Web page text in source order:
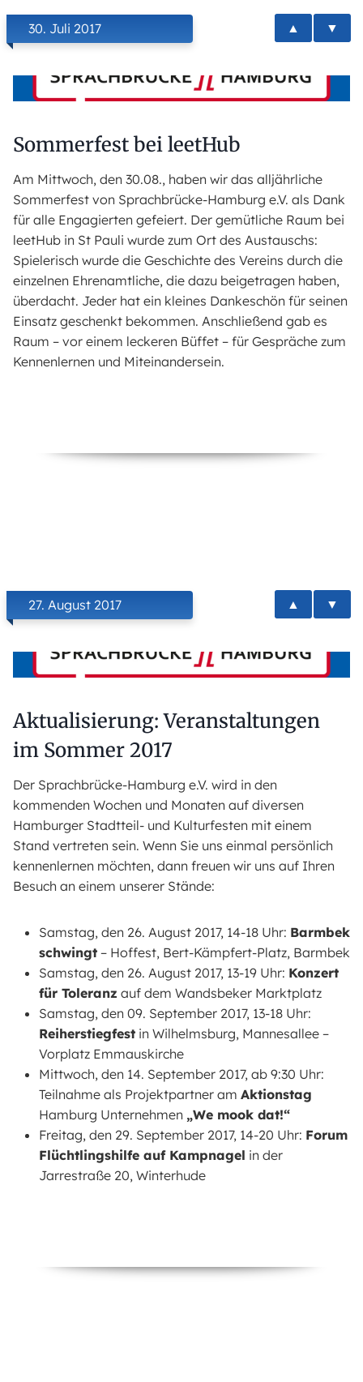
30. Juli 2017 ▲ ▼
Sommerfest bei leetHub
Am Mittwoch, den 30.08., haben wir das alljährliche
Sommerfest von Sprachbrücke-Hamburg e.V. als Dank
für alle Engagierten gefeiert. Der gemütliche Raum bei
leetHub in St Pauli wurde zum Ort des Austauschs:
Spielerisch wurde die Geschichte des Vereins durch die
einzelnen Ehrenamtliche, die dazu beigetragen haben,
überdacht. Jeder hat ein kleines Dankeschön für seinen
Einsatz geschenkt bekommen. Anschließend gab es
Raum – vor einem leckeren Büffet – für Gespräche zum
Kennenlernen und Miteinandersein.
27. August 2017 ▲ ▼
Aktualisierung: Veranstaltungen
im Sommer 2017
Der Sprachbrücke-Hamburg e.V. wird in den
kommenden Wochen und Monaten auf diversen
Hamburger Stadtteil- und Kulturfesten mit einem
Stand vertreten sein. Wenn Sie uns einmal persönlich
kennenlernen möchten, dann freuen wir uns auf Ihren
Besuch an einem unserer Stände:
Samstag, den 26. August 2017, 14-18 Uhr: Barmbek
schwingt – Hoffest, Bert-Kämpfert-Platz, Barmbek
Samstag, den 26. August 2017, 13-19 Uhr: Konzert
für Toleranz auf dem Wandsbeker Marktplatz
Samstag, den 09. September 2017, 13-18 Uhr:
Reiherstiegfest in Wilhelmsburg, Mannesallee –
Vorplatz Emmauskirche
Mittwoch, den 14. September 2017, ab 9:30 Uhr:
Teilnahme als Projektpartner am Aktionstag
Hamburg Unternehmen „We mook dat!“
Freitag, den 29. September 2017, 14-20 Uhr: Forum
Flüchtlingshilfe auf Kampnagel in der
Jarrestraße 20, Winterhude